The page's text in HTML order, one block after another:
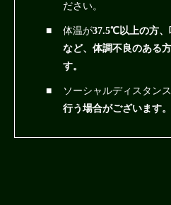
ださい。
体温が37.5℃以上の方、
など、体調不良のある
す。
ソーシャルディスタン
行う場合がございます